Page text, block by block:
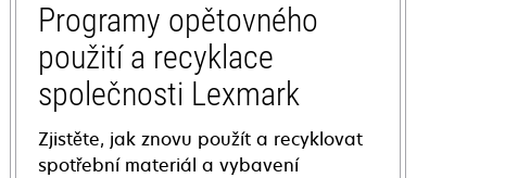
Programy opětovného
použití a recyklace
společnosti Lexmark
Zjistěte, jak znovu použít a recyklovat
spotřební materiál a vybavení